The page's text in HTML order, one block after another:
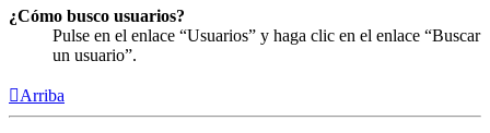
¿Cómo busco usuarios?
Pulse en el enlace “Usuarios” y haga clic en el enlace “Buscar
un usuario”.
Arriba